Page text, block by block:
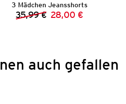
3 Mädchen Jeansshorts
Vorheriger Preis:
35,99 € Neuer Preis:
28,00 €
auch gefallen